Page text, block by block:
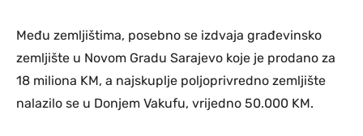
Među zemljištima, posebno se izdvaja građevinsko
zemljište u Novom Gradu Sarajevo koje je prodano za
18 miliona KM, a najskuplje poljoprivredno zemljište
nalazilo se u Donjem Vakufu, vrijedno 50.000 KM.